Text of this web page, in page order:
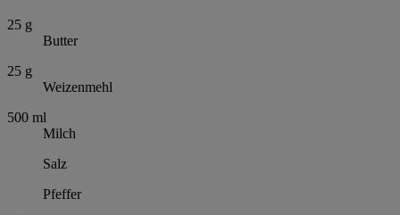
25 g
Butter
25 g
Weizenmehl
500 ml
Milch
Salz
Pfeffer